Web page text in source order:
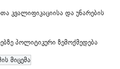
კვალიფიკაციისა და უნარების
პოლიტიკური ზემოქმედება